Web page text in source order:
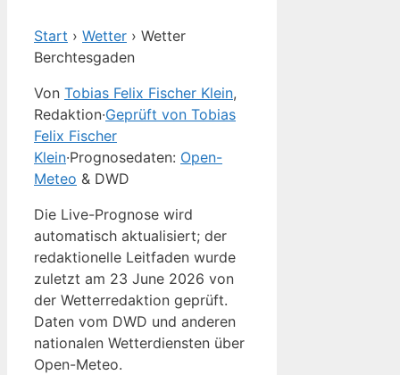
Start › Wetter › Wetter
Berchtesgaden
Von Tobias Felix Fischer Klein,
Redaktion·Geprüft von Tobias
Felix Fischer
Klein·Prognosedaten: Open-
Meteo & DWD
Die Live-Prognose wird
automatisch aktualisiert; der
redaktionelle Leitfaden wurde
zuletzt am 23 June 2026 von
der Wetterredaktion geprüft.
Daten vom DWD und anderen
nationalen Wetterdiensten über
Open-Meteo.